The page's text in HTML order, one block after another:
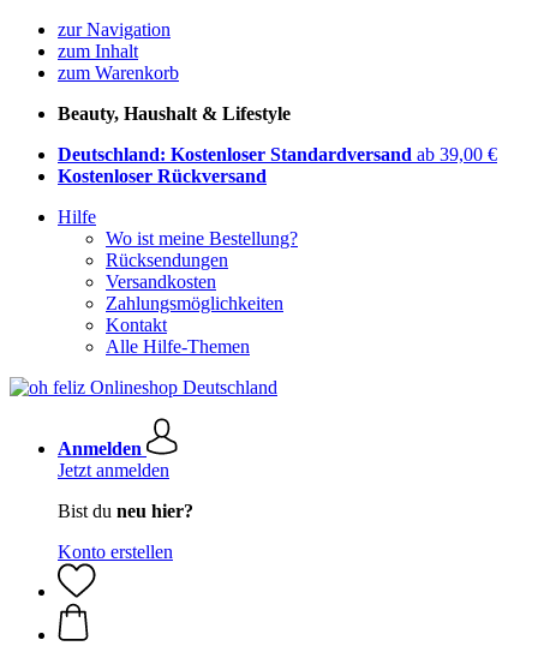
zur Navigation
zum Inhalt
zum Warenkorb
Beauty, Haushalt & Lifestyle
Deutschland: Kostenloser Standardversand ab 39,00 €
Kostenloser Rückversand
Hilfe
Wo ist meine Bestellung?
Rücksendungen
Versandkosten
Zahlungsmöglichkeiten
Kontakt
Alle Hilfe-Themen
Anmelden
Jetzt anmelden
Bist du neu hier?
Konto erstellen